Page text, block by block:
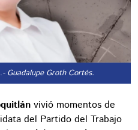
- Guadalupe Groth Cortés.
vivió momentos de
del Partido del Trabajo